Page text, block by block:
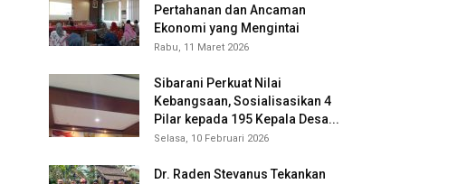
Pertahanan dan Ancaman
Ekonomi yang Mengintai
Rabu, 11 Maret 2026
Sibarani Perkuat Nilai
Kebangsaan, Sosialisasikan 4
Pilar kepada 195 Kepala Desa...
Selasa, 10 Februari 2026
Dr. Raden Stevanus Tekankan